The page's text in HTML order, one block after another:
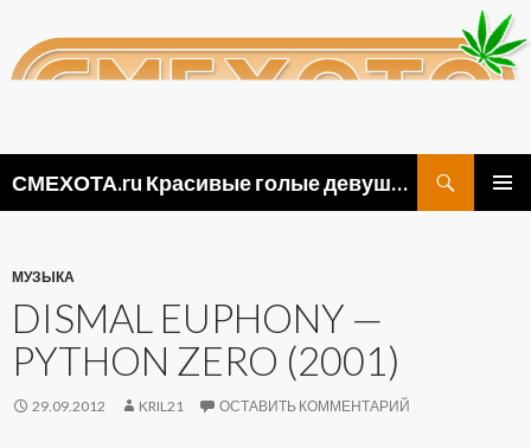
СМЕХОТА.ru Красивые голые девушки, прикольные картинки ню и видео приколы
МУЗЫКА
DISMAL EUPHONY —
PYTHON ZERO (2001)
29.09.2012 KRIL21 ОСТАВИТЬ КОММЕНТАРИЙ